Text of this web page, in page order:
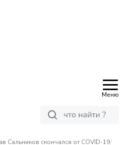
Меню
Сальников скончался от COVID-19/